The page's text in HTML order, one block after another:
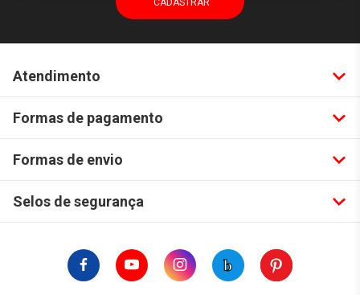
Atendimento
Formas de pagamento
Formas de envio
Selos de segurança